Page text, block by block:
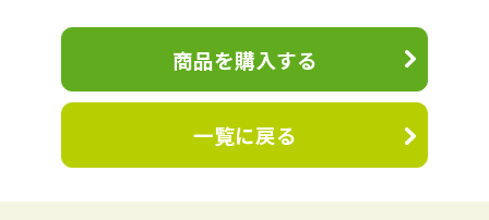
商品を購入する
一覧に戻る